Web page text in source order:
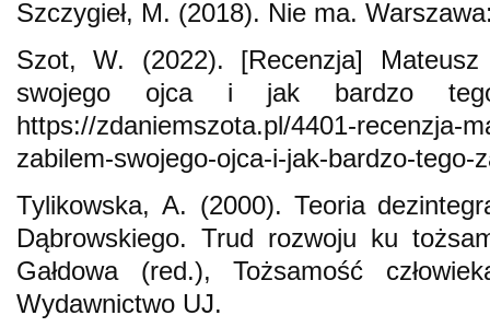
Szczygieł, M. (2018). Nie ma.
Szot, W. (2022). [Recenzja] Mateusz
swojego ojca i jak bardzo
https://zdaniemszota.pl/4401-recenzja-
zabilem-swojego-ojca-i-jak-bardzo-tego-
Tylikowska, A. (2000). Teoria
Dąbrowskiego. Trud rozwoju ku
Gałdowa (red.), Tożsamość
Wydawnictwo UJ.